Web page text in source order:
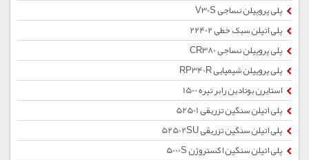
پلی پروپیلن نساجی V30S
پلی اتیلن سبک خطی 22402
پلی پروپیلن نساجی CR380
پلی پروپیلن شیمیایی RP340R
استایرن بوتادین رابر تیره 1500
پلی اتیلن سنگین تزریقی 52501
پلی اتیلن سنگین تزریقی 52502SU
پلی اتیلن سنگین اکستروژن 5000S